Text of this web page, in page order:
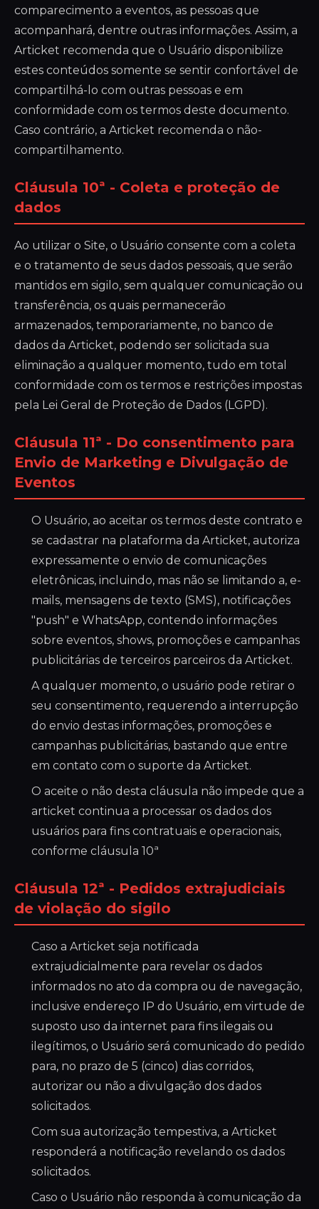
comparecimento a eventos, as pessoas que
acompanhará, dentre outras informações. Assim, a
Articket recomenda que o Usuário disponibilize
estes conteúdos somente se sentir confortável de
compartilhá-lo com outras pessoas e em
conformidade com os termos deste documento.
Caso contrário, a Articket recomenda o não-
compartilhamento.
Cláusula 10ª - Coleta e proteção de
dados
Ao utilizar o Site, o Usuário consente com a coleta
e o tratamento de seus dados pessoais, que serão
mantidos em sigilo, sem qualquer comunicação ou
transferência, os quais permanecerão
armazenados, temporariamente, no banco de
dados da Articket, podendo ser solicitada sua
eliminação a qualquer momento, tudo em total
conformidade com os termos e restrições impostas
pela Lei Geral de Proteção de Dados (LGPD).
Cláusula 11ª - Do consentimento para
Envio de Marketing e Divulgação de
Eventos
O Usuário, ao aceitar os termos deste contrato e
se cadastrar na plataforma da Articket, autoriza
expressamente o envio de comunicações
eletrônicas, incluindo, mas não se limitando a, e-
mails, mensagens de texto (SMS), notificações
"push" e WhatsApp, contendo informações
sobre eventos, shows, promoções e campanhas
publicitárias de terceiros parceiros da Articket.
A qualquer momento, o usuário pode retirar o
seu consentimento, requerendo a interrupção
do envio destas informações, promoções e
campanhas publicitárias, bastando que entre
em contato com o suporte da Articket.
O aceite o não desta cláusula não impede que a
articket continua a processar os dados dos
usuários para fins contratuais e operacionais,
conforme cláusula 10ª
Cláusula 12ª - Pedidos extrajudiciais
de violação do sigilo
Caso a Articket seja notificada
extrajudicialmente para revelar os dados
informados no ato da compra ou de navegação,
inclusive endereço IP do Usuário, em virtude de
suposto uso da internet para fins ilegais ou
ilegítimos, o Usuário será comunicado do pedido
para, no prazo de 5 (cinco) dias corridos,
autorizar ou não a divulgação dos dados
solicitados.
Com sua autorização tempestiva, a Articket
responderá a notificação revelando os dados
solicitados.
Caso o Usuário não responda à comunicação da